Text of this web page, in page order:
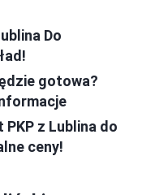
Do
gotowa?
z Lublina do
ceny!